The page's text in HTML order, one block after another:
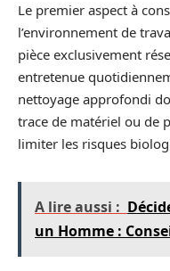
Le premier aspect à
l’environnement de
pièce exclusivement
entretenue
nettoyage approfondi
trace de matériel ou de
limiter les risques
A lire aussi :
un Homme :